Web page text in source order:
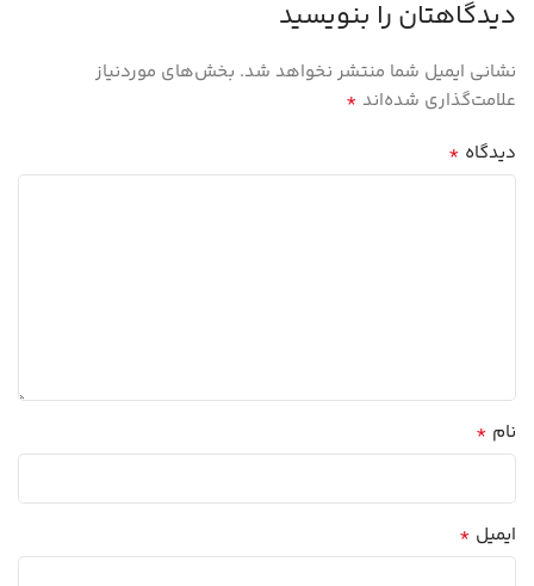
دیدگاهتان را بنویسید
نشانی ایمیل شما منتشر نخواهد شد. بخش‌های موردنیاز
علامت‌گذاری شده‌اند *
دیدگاه *
نام *
ایمیل *